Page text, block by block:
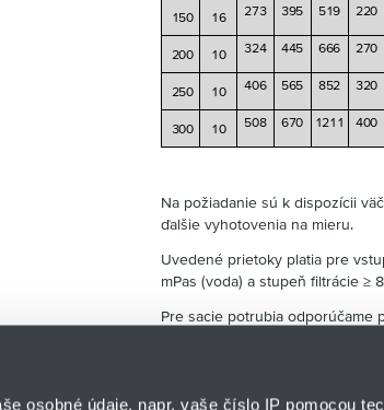
osobné údaje, napr. vaše číslo IP pomocou
150 16 273 395 519 220
200 10 324 445 666 270
250 10 406 565 852 320
300 10 508 670 1211 400
Na požiadanie sú k dispozícii
ďalšie vyhotovenia na mieru.
Uvedené prietoky platia pre
mPas (voda) a stupeň filtrácie ≥
Pre sacie potrubia odporúčame